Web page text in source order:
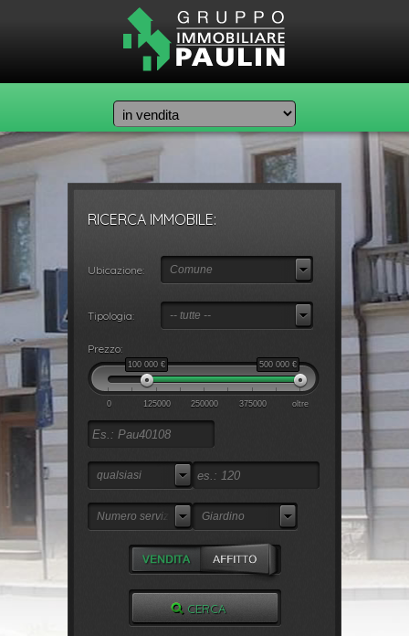
RICERCA IMMOBILE:
Ubicazione: Comune
Tipologia: -- tutte --
Prezzo:
100 000€ 500 000 €
0 125000 250000 375000 oltre
qualsiasi
Numero servizi Giardino